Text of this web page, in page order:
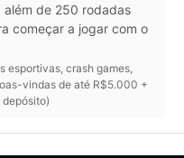
de 250 rodadas
começar a jogar com o
esportivas, crash games,
vindas de até R$5.000 +